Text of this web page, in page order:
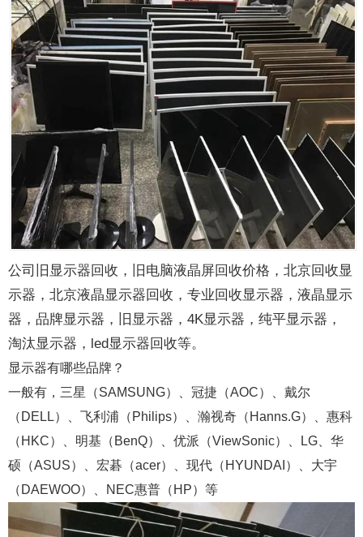
公司旧显示器回收，旧电脑液晶屏回收价格，北京回收显
示器，北京液晶显示器回收，专业回收显示器，液晶显示
器，品牌显示器，旧显示器，4K显示器，纯平显示器，
淘汰显示器，led显示器回收等。
显示器有哪些品牌？
一般有，三星（SAMSUNG）、冠捷（AOC）、戴尔
（DELL）、飞利浦（Philips）、瀚视奇（Hanns.G）、惠科
（HKC）、明基（BenQ）、优派（ViewSonic）、LG、华
硕（ASUS）、宏碁（acer）、现代（HYUNDAI）、大宇
（DAEWOO）、NEC惠普（HP）等